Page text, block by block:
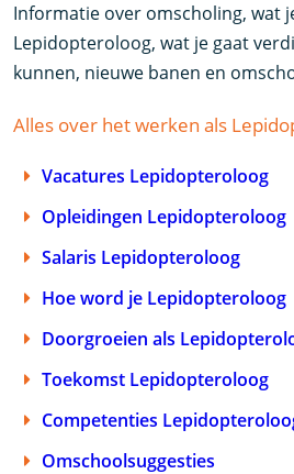
Informatie over omscholing, wat
Lepidopteroloog, wat je gaat
kunnen, nieuwe banen en
Alles over het werken als
Vacatures Lepidopteroloog
Opleidingen Lepidopteroloog
Salaris Lepidopteroloog
Hoe word je Lepidopteroloog
Doorgroeien als
Toekomst Lepidopteroloog
Competenties
Omschoolsuggesties